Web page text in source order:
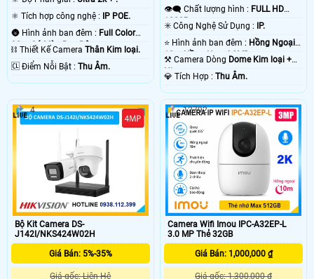
⚛️ Tích hợp công nghệ :
IP POE.
🌚 Hình ảnh ban đêm : Full Color
30m Có Màu Ban Ðêm.
⛓ Thiết Kế Camera Thân Kim loại.
️🆑 Điểm Nỗi Bật : Thu Âm.
👁️‍🗨 Chất lượng hình : FULL HD
1080P .
✳️ Công Nghệ Sử Dụng :
IP.
⭐ Hình ảnh ban đêm : Hồng Ngoại
10m Hồng Ngoại SMD.
⚒ Camera Dòng Dome Kim loại +
Nhựa.
️💎 Tích Hợp :Thu Âm.
Bộ Kit Camera DS-
J142I/NKS424W02H
Giá Bán: 5%-35%
Giá gốc: Liên Hệ
4
Camera Wifi Imou IPC-A32EP-L
3.0 MP Thẻ 32GB
Giá Bán: 1,000,000 ₫
Giá gốc: 1,300,000 ₫
12792